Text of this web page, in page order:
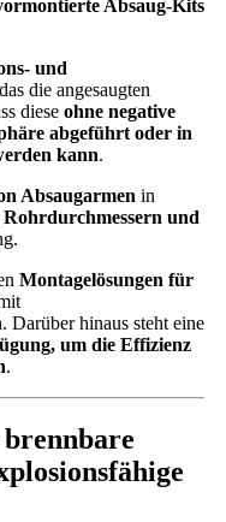
Absaug-Kits
und
die angesaugten
diese ohne negative
abgeführt oder in
kann.
Absaugarmen in
und
Montagelösungen für
Darüber hinaus steht eine
um die Effizienz
.